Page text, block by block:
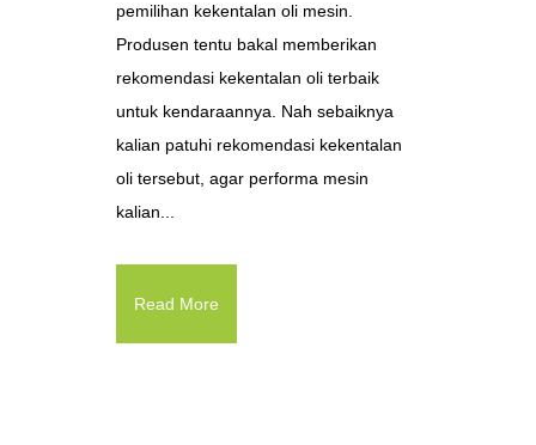
pemilihan kekentalan oli mesin.
Produsen tentu bakal memberikan
rekomendasi kekentalan oli terbaik
untuk kendaraannya. Nah sebaiknya
kalian patuhi rekomendasi kekentalan
oli tersebut, agar performa mesin
kalian...
Read More